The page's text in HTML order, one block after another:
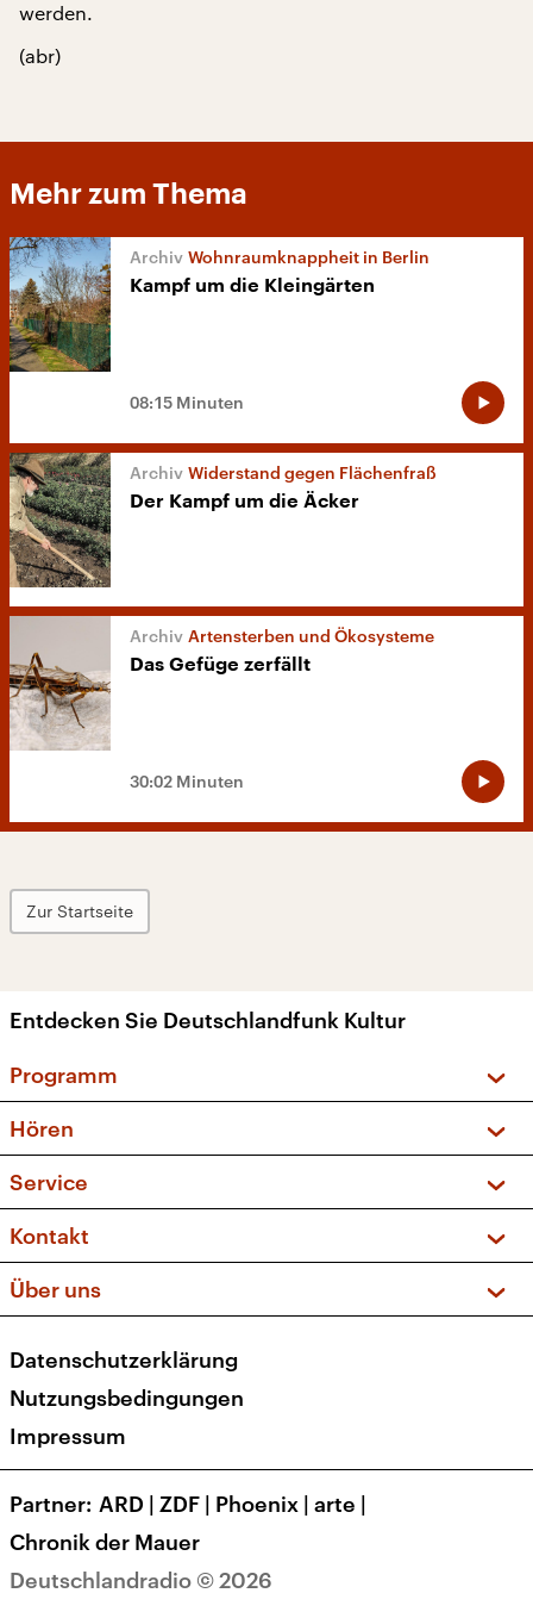
werden.
(abr)
Mehr zum Thema
Wohnraumknappheit in Berlin
Kampf um die Kleingärten
08:15 Minuten
Widerstand gegen Flächenfraß
Der Kampf um die Äcker
Artensterben und Ökosysteme
Das Gefüge zerfällt
30:02 Minuten
Zur Startseite
Entdecken Sie Deutschlandfunk Kultur
Programm
Sendungen und Podcasts
Musikliste
Kakadu – Das Kinderprogramm
Hören
Frequenzen (UKW + DAB+)
Service
FAQ
Apps
Newsletter
Veranstaltungen
Kontakt
Social Media
Über uns
Presse
Karriere
Transparenz
Deutschlandradio © 2026
Datenschutzerklärung
Nutzungsbedingungen
Impressum
Partner ARD | ZDF | Phoenix | arte |
Chronik der Mauer